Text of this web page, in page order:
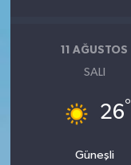
11 AĞUSTOS
SALI
26°
Güneşli